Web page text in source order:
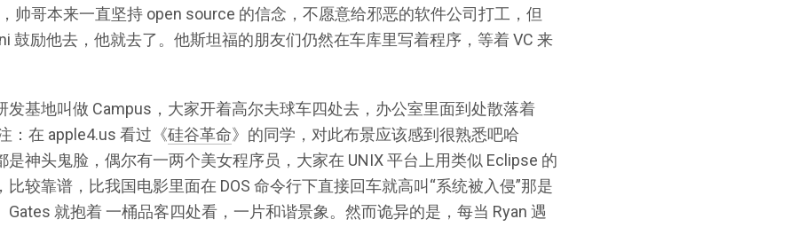
帅哥本来一直坚持 open source 的信念，不愿意给邪恶的软件公司打工，但
鼓励他去，他就去了。他斯坦福的朋友们仍然在车库里写着程序，等着 VC 来
发基地叫做 Campus，大家开着高尔夫球车四处去，办公室里面到处散落着
：在 apple4.us 看过《硅谷革命》的同学，对此布景应该感到很熟悉吧哈
是神头鬼脸，偶尔有一两个美女程序员，大家在 UNIX 平台上用类似 Eclipse 的
较靠谱，比我国电影里面在 DOS 命令行下直接回车就高叫“系统被入侵”那是
Gates 就抱着 一桶品客四处看，一片和谐景象。然而诡异的是，每当 Ryan 遇